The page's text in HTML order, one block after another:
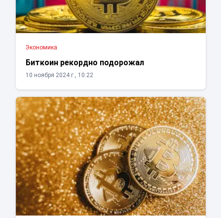
Экономика
Биткоин рекордно подорожал
10 ноября 2024 г., 10:22